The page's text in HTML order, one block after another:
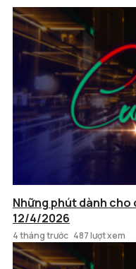
Những phút dành cho
12/4/2026
4 tháng trước 487 lượt xem